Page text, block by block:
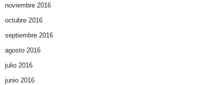
noviembre 2016
octubre 2016
septiembre 2016
agosto 2016
julio 2016
junio 2016